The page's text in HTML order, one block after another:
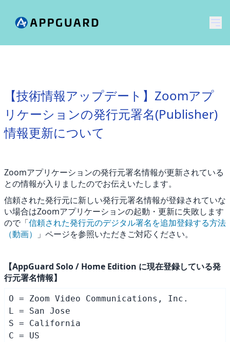
メ
【技術情報アップデート】Zoomアプ
リケーションの発行元署名(Publisher)
情報更新について
Zoomアプリケーションの発行元署名情報が更新されている
との情報が入りましたのでお伝えいたします。
信頼された発行元に新しい発行元署名情報が登録されていな
い場合はZoomアプリケーションの起動・更新に失敗します
ので「信頼された発行元のデジタル署名を追加登録する方法
（動画）
」ページを参照いただきご対応ください。
【AppGuard Solo / Home Edition に現在登録している発
行元署名情報】
O = Zoom Video Communications, Inc.
L = San Jose
S = California